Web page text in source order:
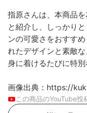
指原さんは、本商品
と紹介し、しっかり
ンの可愛さをおすす
れたデザインと素敵
身に着けるたびに特
画像出典：https://
この商品のYouTube投